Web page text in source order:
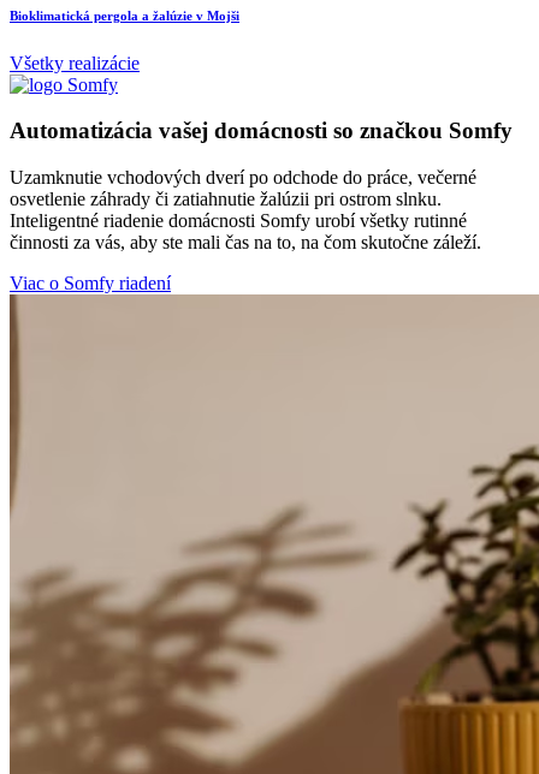
Bioklimatická pergola a žalúzie v Mojši
Všetky realizácie
Automatizácia vašej domácnosti so značkou Somfy
Uzamknutie vchodových dverí po odchode do práce, večerné
osvetlenie záhrady či zatiahnutie žalúzii pri ostrom slnku.
Inteligentné riadenie domácnosti Somfy urobí všetky rutinné
činnosti za vás, aby ste mali čas na to, na čom skutočne záleží.
Viac o Somfy riadení